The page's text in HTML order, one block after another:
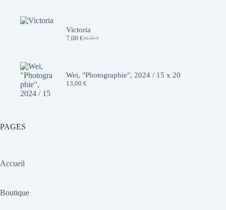
10,00 €.
7,00 €.
Victoria
10,00€
Le
10,00 €.
7,00 €Le
7,00 €.
Wei, "Photographie", 2024 / 15 x 20
13,00 €
PAGES
Accueil
Boutique